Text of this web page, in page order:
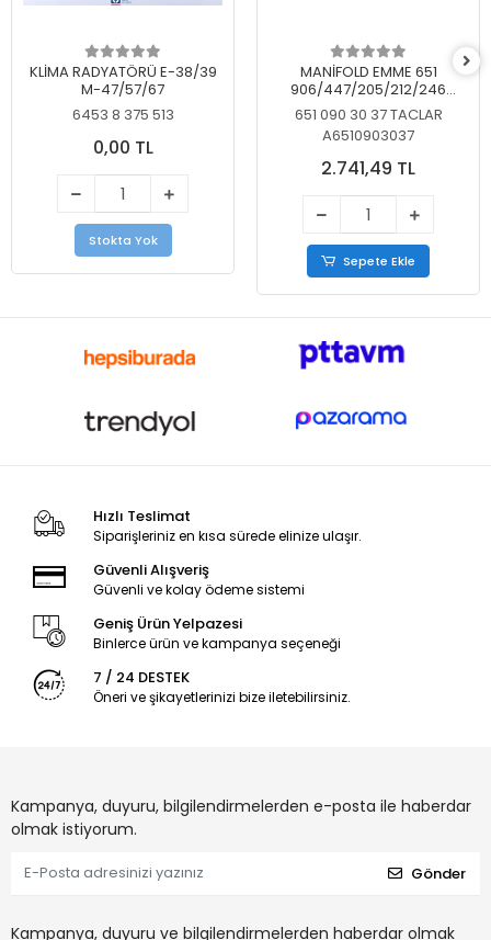
KLİMA RADYATÖRÜ E-38/39
M-47/57/67
6453 8 375 513
0,00 TL
Stokta Yok
MANİFOLD EMME 651
906/447/205/212/246
KELEBEKSİZ
651 090 30 37 TACLAR
A6510903037
2.741,49 TL
Sepete Ekle
Hızlı Teslimat
Siparişleriniz en kısa sürede elinize ulaşır.
Güvenli Alışveriş
Güvenli ve kolay ödeme sistemi
Geniş Ürün Yelpazesi
Binlerce ürün ve kampanya seçeneği
7 / 24 DESTEK
Öneri ve şikayetlerinizi bize iletebilirsiniz.
Kampanya, duyuru, bilgilendirmelerden e-posta ile haberdar
olmak istiyorum.
Gönder
Kampanya, duyuru ve bilgilendirmelerden haberdar olmak